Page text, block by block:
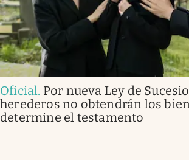
Oficial. Por nueva Ley de
herederos no obtendrán los
determine el testamento